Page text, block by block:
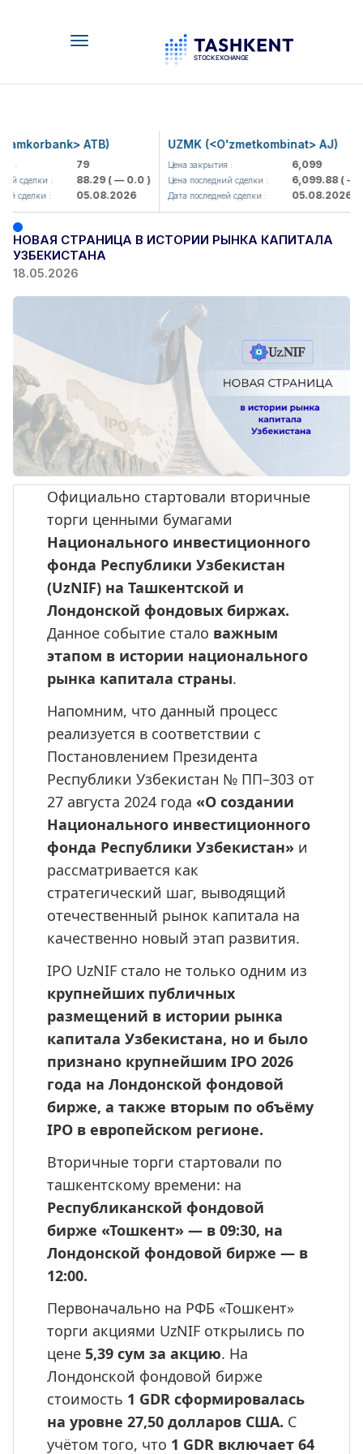
Toggle
ATB)
79
сделки : 88.29( — 0.0 )
сделки : 05.08.2026
UZMK (<O'zmetkombinat> AJ)
Цена закрытия : 6,099
Цена последний сделки : 6,099.88( —
Дата последней сделки : 05.08.2026
НОВАЯ СТРАНИЦА В ИСТОРИИ РЫНКА КАПИТАЛА
УЗБЕКИСТАНА
18.05.2026
Официально стартовали вторичные
Национального инвестиционного
фонда Республики Узбекистан
(UzNIF) на Ташкентской и
Лондонской фондовых биржах.
Данное событие стало важным
этапом в истории национального
рынка капитала страны.
Напомним, что данный процесс
реализуется в соответствии с
Постановлением Президента
Республики Узбекистан № ПП–303 от
27 августа 2024 года «О создании
Национального инвестиционного
фонда Республики Узбекистан» и
рассматривается как
стратегический шаг, выводящий
отечественный рынок капитала на
качественно новый этап развития.
крупнейших публичных
размещений в истории рынка
капитала Узбекистана, но и было
признано крупнейшим IPO 2026
года на Лондонской фондовой
бирже, а также вторым по объёму
IPO в европейском регионе.
Вторичные торги стартовали по
Республиканской фондовой
бирже «Тошкент» — в 09:30, на
Лондонской фондовой бирже — в
12:00.
Первоначально на РФБ «Тошкент»
торги акциями UzNIF открылись по
цене 5,39 сум за акцию. На
Лондонской фондовой бирже
стоимость 1 GDR сформировалась
на уровне 27,50 долларов США. С
учётом того, что 1 GDR включает 64